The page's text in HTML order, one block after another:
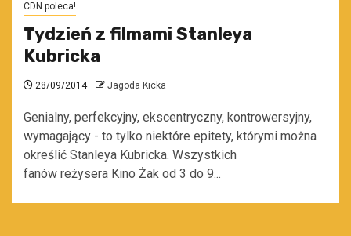
CDN poleca!
Tydzień z filmami Stanleya
Kubricka
28/09/2014 Jagoda Kicka
Genialny, perfekcyjny, ekscentryczny, kontrowersyjny,
wymagający - to tylko niektóre epitety, którymi można
określić Stanleya Kubricka. Wszystkich
fanów reżysera Kino Żak od 3 do 9...